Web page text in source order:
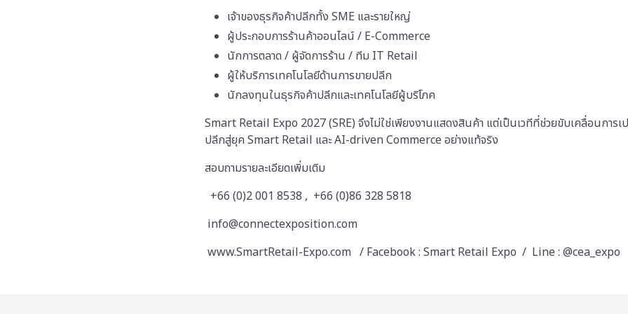
เจ้าของธุรกิจค้าปลีกทั้ง SME และรายใหญ่
ผู้ประกอบการร้านค้าออนไลน์ / E-Commerce
นักการตลาด / ผู้จัดการร้าน / ทีม IT Retail
ผู้ให้บริการเทคโนโลยีด้านการขายปลีก
นักลงทุนในธุรกิจค้าปลีกและเทคโนโลยีผู้บริโภค
Smart Retail Expo 2027 (SRE) จึงไม่ใช่เพียงงานแสดงสินค้า แต่เป็นเวทีที่ช่วยขับเคลื่อนการ
ปลีกสู่ยุค Smart Retail และ AI-driven Commerce อย่างแท้จริง
สอบถามรายละเอียดเพิ่มเติม
+66 (0)2 001 8538 , +66 (0)86 328 5818
info@connectexposition.com
www.SmartRetail-Expo.com / Facebook : Smart Retail Expo / Line : @cea_expo